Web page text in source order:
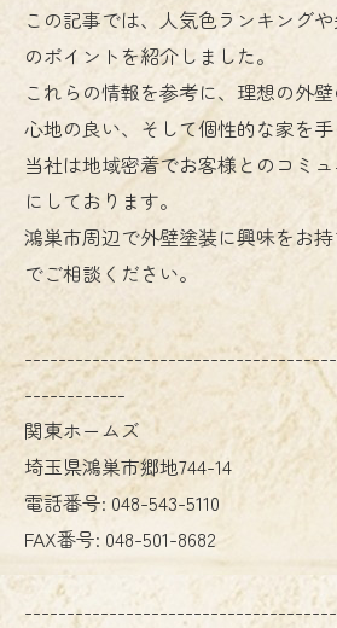
この記事では、人気色ランキング
のポイントを紹介しました。
これらの情報を参考に、理想の外
心地の良い、そして個性的な家を
当社は地域密着でお客様とのコミ
にしております。
鴻巣市周辺で外壁塗装に興味をお
でご相談ください。
------------
関東ホームズ
埼玉県鴻巣市郷地744-14
電話番号: 048-543-5110
FAX番号: 048-501-8682